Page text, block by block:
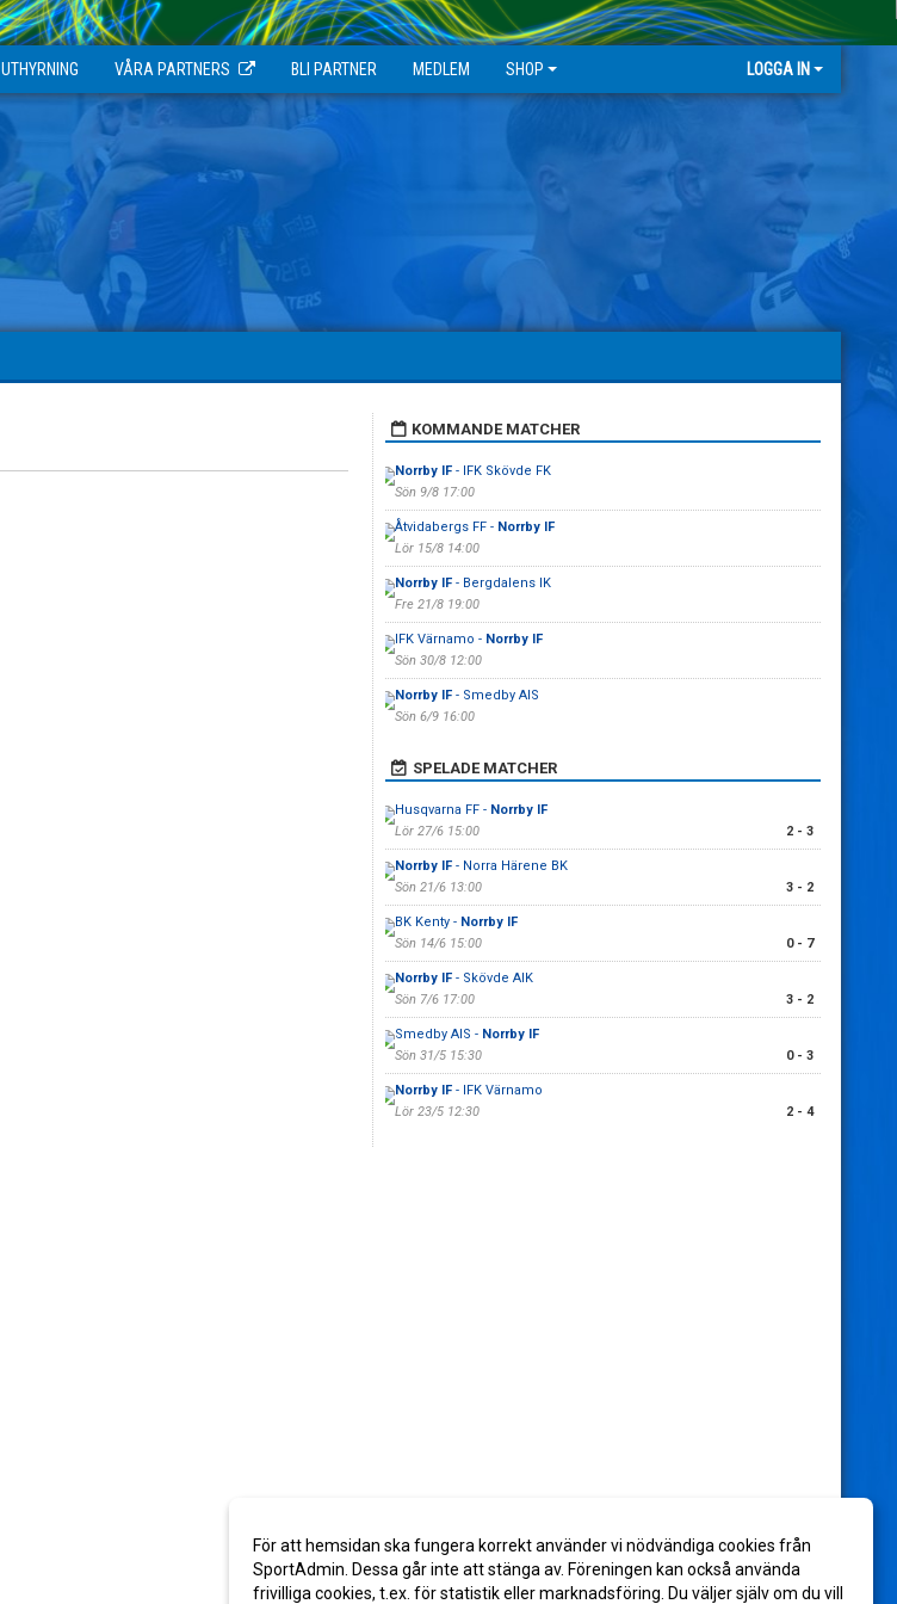
UTHYRNING VÅRA PARTNERS BLI PARTNER MEDLEM SHOP LOGGA IN
KOMMANDE MATCHER
Norrby IF - IFK Skövde FK
Sön 9/8 17:00
Åtvidabergs FF - Norrby IF
Lör 15/8 14:00
Norrby IF - Bergdalens IK
Fre 21/8 19:00
IFK Värnamo - Norrby IF
Sön 30/8 12:00
Norrby IF - Smedby AIS
Sön 6/9 16:00
SPELADE MATCHER
Husqvarna FF - Norrby IF
Lör 27/6 15:00
2 - 3
Norrby IF - Norra Härene BK
Sön 21/6 13:00
3 - 2
BK Kenty - Norrby IF
Sön 14/6 15:00
0 - 7
Norrby IF - Skövde AIK
Sön 7/6 17:00
3 - 2
Smedby AIS - Norrby IF
Sön 31/5 15:30
0 - 3
Norrby IF - IFK Värnamo
Lör 23/5 12:30
2 - 4
För att hemsidan ska fungera korrekt använder vi nödvändiga cookies från
SportAdmin. Dessa går inte att stänga av. Föreningen kan också använda
frivilliga cookies, t.ex. för statistik eller marknadsföring. Du väljer själv om du vill